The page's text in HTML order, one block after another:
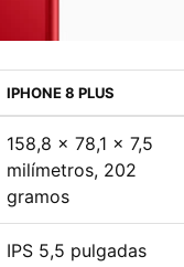
IPHONE 8 PLUS
158,8 x 78,1 x 7,5
milímetros, 202
gramos
IPS 5,5 pulgadas